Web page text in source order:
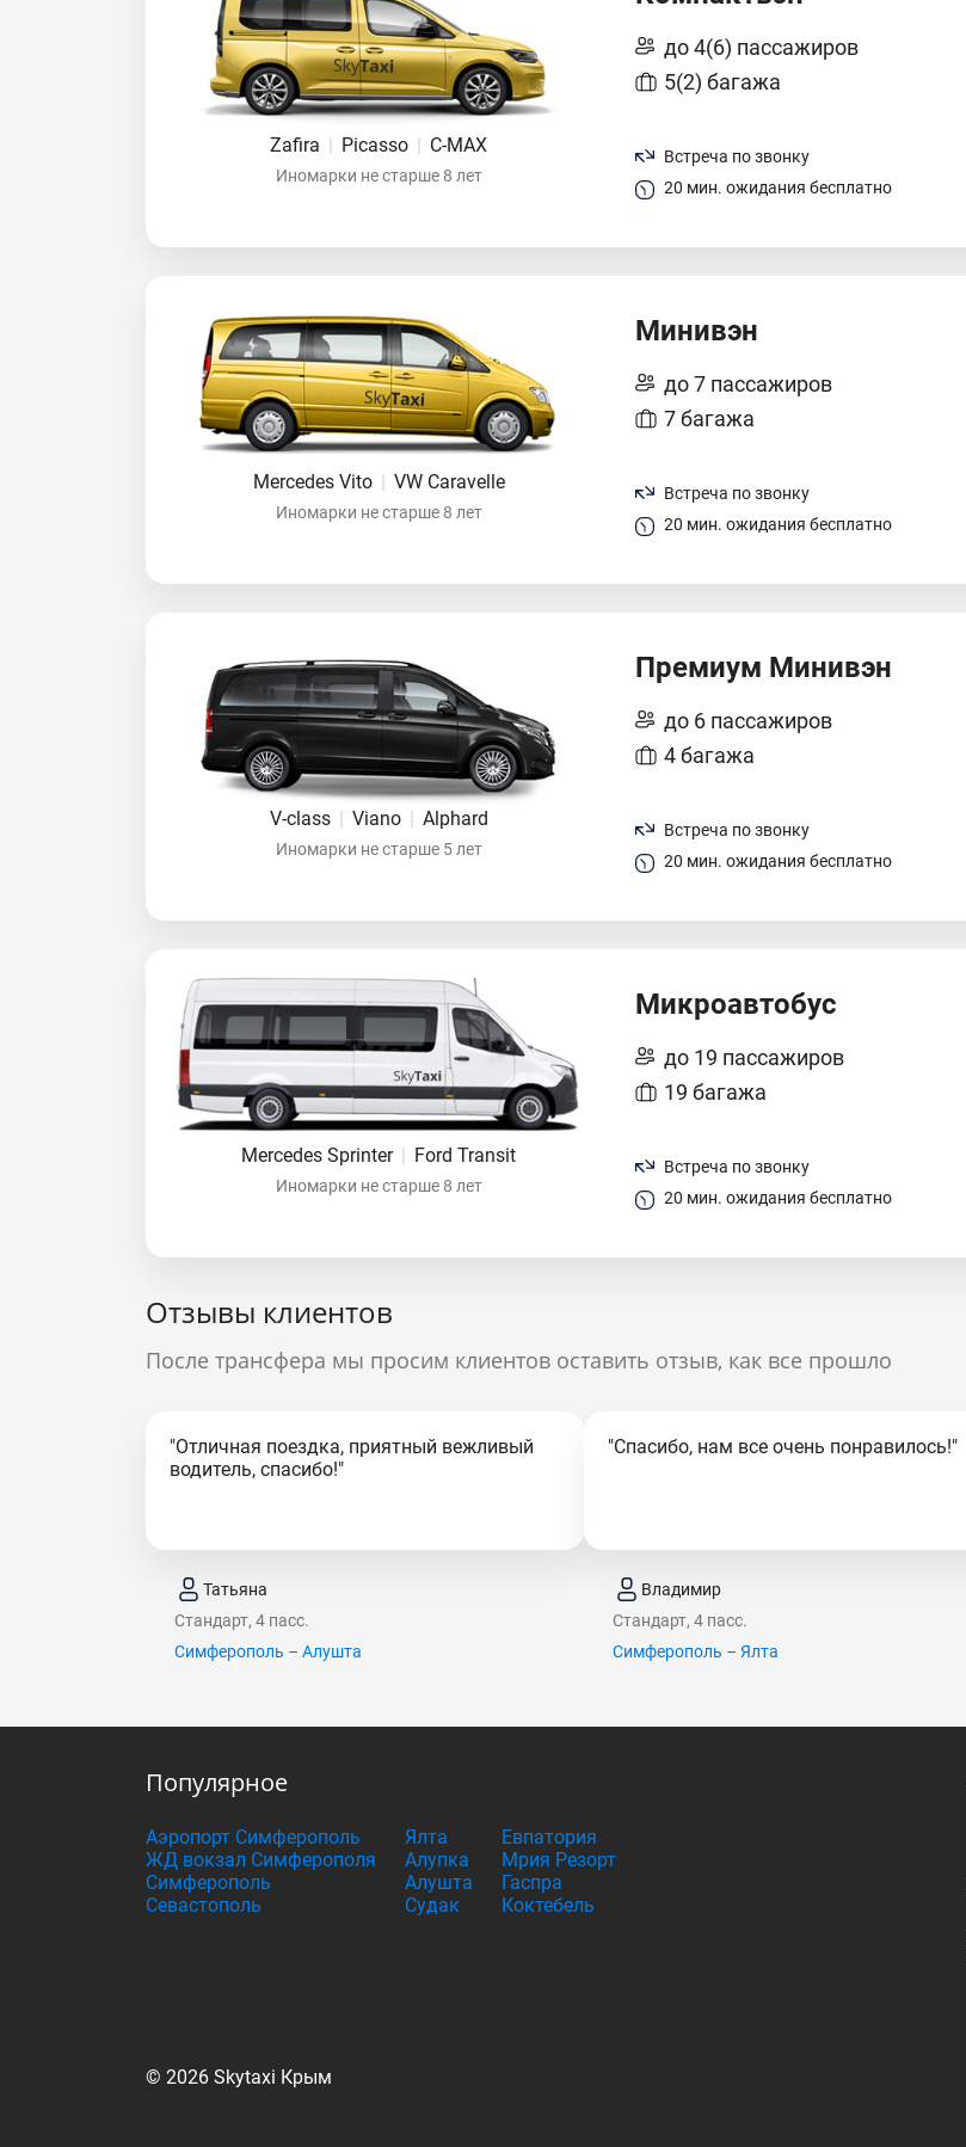
Zafira | Picasso | C-MAX
Иномарки не старше 8 лет
до 4(6) пассажиров
5(2) багажа
Встреча по звонку
20 мин. ожидания бесплатно
Mercedes Vito | VW Caravelle
Иномарки не старше 8 лет
Минивэн
до 7 пассажиров
7 багажа
Встреча по звонку
20 мин. ожидания бесплатно
V-class | Viano | Alphard
Иномарки не старше 5 лет
Премиум Минивэн
до 6 пассажиров
4 багажа
Встреча по звонку
20 мин. ожидания бесплатно
Mercedes Sprinter | Ford Transit
Иномарки не старше 8 лет
Микроавтобус
до 19 пассажиров
19 багажа
Встреча по звонку
20 мин. ожидания бесплатно
Отзывы клиентов
После трансфера мы просим клиентов оставить отзыв, как все прошло
"Отличная поездка, приятный вежливый
водитель, спасибо!"
Татьяна
Стандарт, 4 пасс.
Симферополь – Алушта
"Спасибо, нам все очень понравилось!"
Владимир
Стандарт, 4 пасс.
Симферополь – Ялта
Популярное
Аэропорт Симферополь
ЖД вокзал Симферополя
Симферополь
Севастополь
Ялта
Алупка
Алушта
Судак
Евпатория
Мрия Резорт
Гаспра
Коктебель
© 2026 Skytaxi Крым